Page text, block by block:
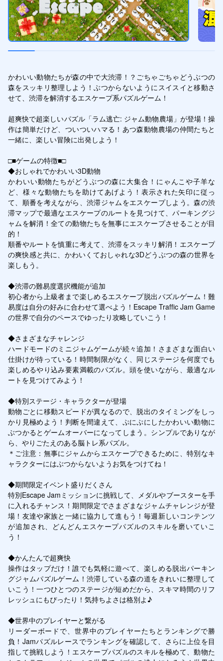
かわいい動物たちが森の中で大渋滞！？ごちゃごちゃどうぶつの
森をスッキリ整理しよう！ぶつからないようにスイスイと移動さ
せて、渋滞を解消するエスケープ系パズルゲーム！
超爽快で超楽しいパズル「ラム逃亡: ジャム動物農場」が登場！操
作は簡単だけど、ついついハマる！あつ森動物農場の仲間たちと
一緒に、楽しい冒険に出発しよう！
□■ゲームの特徴■□
◆おしゃれでかわいい3D動物
かわいい動物たちがどうぶつの森に大集合！にゃんこや子羊な
ど、様々な動物たちを助けてあげよう！表示された矢印に従っ
て、順番を考えながら、渋滞ジャムをエスケープしよう。森の渋
滞マップで最適なエスケープのルートを見つけて、パーキングジ
ャムを解消！全ての動物たちを無事にエスケープさせることが目
的！
順番やルートを慎重に考えて、渋滞をスッキリ解消！エスケープ
の爽快感と共に、かわいくておしゃれな3Dどうぶつの森の世界を
楽しもう。
◆渋滞の難易度選択機能が追加
初心者から上級者まで楽しめるエスケープ脱出パズルゲーム！難
易度は自分の好みに合わせて選べよう！Escape Traffic Jam Game
の世界で自分のペースでゆったり攻略していこう！
◆さまざまなチャレンジ
ハードモードのミニジャムゲームが続々追加！さまざまな面白い
仕掛けが待っている！時間制限がなく、同じステージを何度でも
楽しめるやり込み要素満載のパズル。頭を使いながら、最適なル
ートを見つけてみよう！
◆特別ステージ・キャラクターが登場
動物ごとに移動スピードが異なるので、脱出のタイミングをしっ
かり見極めよう！判断を間違えて、ぷにぷにしたかわいい動物に
ぶつかるとゲームオーバーになってしまう。シンプルでありなが
ら、やりごたえのある脳トレ系パズル。
＊ご注意：無事にジャムからエスケープできるために、特別なキ
ャラクターにはぶつからないようお気をつけてね！
◆期間限定イベント盛りだくさん
特別Escape Jamミッションに挑戦して、メダルやブースターを手
に入れるチャンス！期間限定でさまざまなジャムチャレンジが登
場！友達や家族と一緒に協力して進もう！毎週新しいコンテンツ
が追加され、どんどんエスケープパズルのスキルを磨いていこ
う！
◆かんたんで超爽快
操作はタップだけ！誰でも気軽に遊べて、楽しめる脱出パーキン
グジャムパズルゲーム！渋滞している森の道をきれいに整理して
いこう！一つひとつのステージが短めだから、スキマ時間のリフ
レッシュにもぴったり！気持ちよさは格別よ♪
◆世界中のプレイヤーと繋がる
リーダーボードで、世界中のプレイヤーたちとランキングで勝
負！Jamパズルレースでランキングを確認して、さらに上位を目
指して挑戦しよう！エスケープパズルのスキルを極めて、動物た